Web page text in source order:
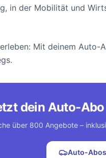
in der Mobilität und
Mit deinem Auto-
dein Auto-
über 800 Angebote –
Auto-